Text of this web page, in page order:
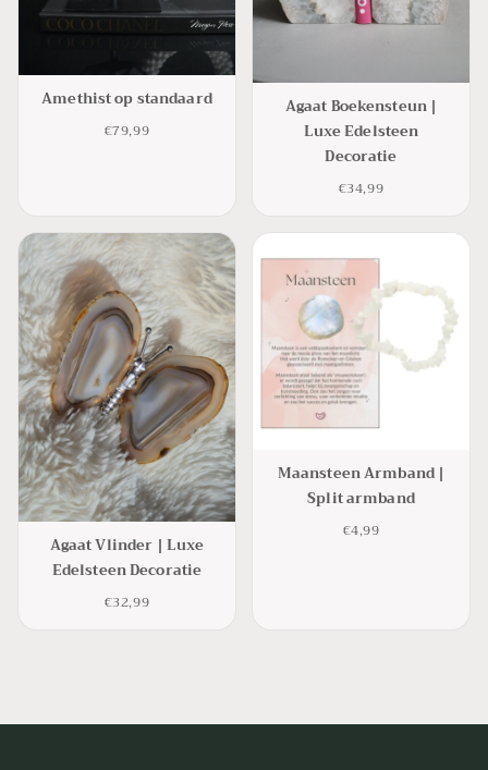
Amethist op standaard
€79,99
Agaat Boekensteun |
Luxe Edelsteen
Decoratie
€34,99
Agaat Vlinder | Luxe
Edelsteen Decoratie
€32,99
Maansteen Armband |
Split armband
€4,99